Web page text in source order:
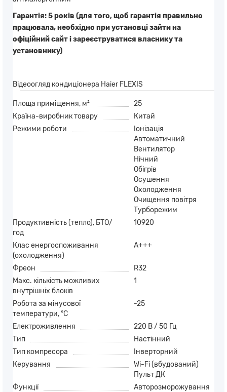
Гарантія: 5 років (для того, щоб гарантія правильно
працювала, необхідно при установці зайти на
офіційний сайт і зареєструватися власнику та
установнику)
Відеоогляд кондиціонера Haier FLEXIS
Площа приміщення, м²
25
Країна-виробник товару
Китай
Режими роботи
Іонізація
Автоматичний
Вентилятор
Нічний
Обігрів
Осушення
Охолодження
Очищення повітря
Турборежим
Продуктивність (тепло), БТО/
год
10920
Клас енергоспоживання
(охолодження)
A+++
Фреон
R32
Макс. кількість можливих
внутрішніх блоків
1
Робота за мінусової
температури, °C
-25
Електроживлення
220 В / 50 Гц
Тип
Настінний
Тип компресора
Інверторний
Керування
Wi-Fi (вбудований)
Пульт ДК
Функції
Авторозморожування